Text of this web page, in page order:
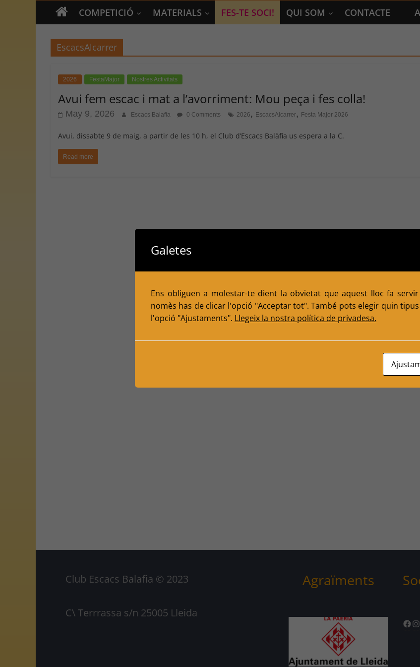
COMPETICIÓ MATERIALS FES-TE SOCI! QUI SOM CONTACTE
EscacsAlcarrer
2026 FestaMajor Nostres Activitats
Avui fem escac i mat a l’avorriment: Mou peça i fes colla!
May 9, 2026 Escacs Balafia 0 Comments 2026, EscacsAlcarrer, Festa Major 2026
Avui, dissabte 9 de maig, a partir de les 10 h, el Club d’Escacs Balàfia us espera a la C.
Read more
Club Escacs Balafia © 2023
C\ Terrrassa s/n 25005 Lleida
Agraïments
Galetes
Ens obliguen a molestar-te dient la obvietat que aquest lloc fa
nomès has de clicar l'opció "Acceptar tot". També pots elegir quin
l'opció "Ajustaments". Llegeix la nostra política de privadesa.